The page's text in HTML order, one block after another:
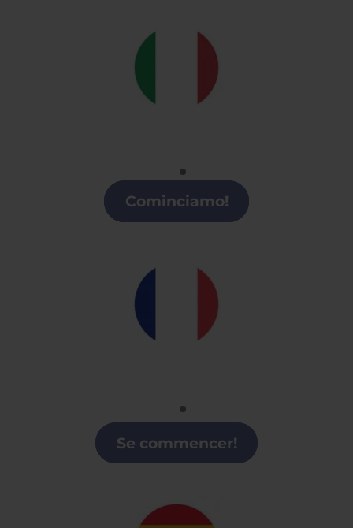
Clases de italiano en Cataluña
Cominciamo!
Clases de Francés en Cataluña
Se commencer!